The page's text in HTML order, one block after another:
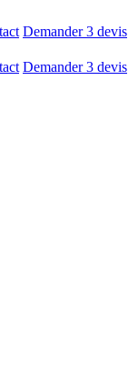
Demander 3 devis
Demander 3 devis